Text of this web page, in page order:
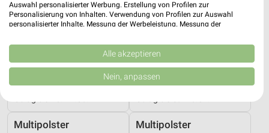
6,6 km
Große Lagerräumung Gartenliebe
Multipolster Multipolster
Auswahl personalisierter Werbung. Erstellung von Profilen zur
Personalisierung von Inhalten. Verwendung von Profilen zur Auswahl
personalisierter Inhalte. Messung der Werbeleistung. Messung der
Kombinationen von Daten aus verschiedenen Quellen. Entwicklung und
Verbesserung der Angebote. Verwendung reduzierter Daten zur Auswahl
von Inhalten.
Daten können außerhalb der Europäischen Union weitergegeben und in die
USA gesendet werden.
Website/App.
Partnerliste anzeigen (1 IAB-Anbieter)
Alle akzeptieren
Nein, anpassen